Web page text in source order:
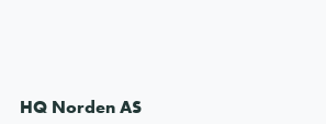
HQ Norden AS